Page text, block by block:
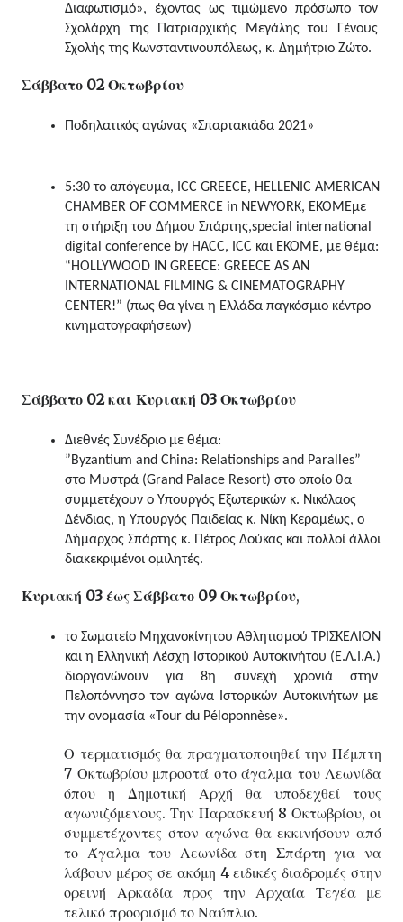
Διαφωτισμό», έχοντας ως τιμώμενο πρόσωπο τον
Σχολάρχη της Πατριαρχικής Μεγάλης του Γένους
Σχολής της Κωνσταντινουπόλεως, κ. Δημήτριο Ζώτο.
Σάββατο 02 Οκτωβρίου
Ποδηλατικός αγώνας «Σπαρτακιάδα 2021»
5:30 το απόγευμα, ICC GREECE, HELLENIC AMERICAN
CHAMBER OF COMMERCE in NEWYORK, EKOMEμε
τη στήριξη του Δήμου Σπάρτης,special international
digital conference by HACC, ICC και ΕΚΟΜΕ, με θέμα:
“HOLLYWOOD IN GREECE: GREECE AS AN
INTERNATIONAL FILMING & CINEMATOGRAPHY
CENTER!” (πως θα γίνει η Ελλάδα παγκόσμιο κέντρο
κινηματογραφήσεων)
Σάββατο 02 και Κυριακή 03 Οκτωβρίου
Διεθνές Συνέδριο με θέμα:
”Byzantium and China: Relationships and Paralles”
στο Μυστρά (Grand Palace Resort) στο οποίο θα
συμμετέχουν ο Υπουργός Εξωτερικών κ. Νικόλαος
Δένδιας, η Υπουργός Παιδείας κ. Νίκη Κεραμέως, ο
Δήμαρχος Σπάρτης κ. Πέτρος Δούκας και πολλοί άλλοι
διακεκριμένοι ομιλητές.
Κυριακή 03 έως Σάββατο 09 Οκτωβρίου,
το Σωματείο Μηχανοκίνητου Αθλητισμού ΤΡΙΣΚΕΛΙΟΝ
και η Ελληνική Λέσχη Ιστορικού Αυτοκινήτου (Ε.Λ.Ι.Α.)
διοργανώνουν για 8η συνεχή χρονιά στην
Πελοπόννησο τον αγώνα Ιστορικών Αυτοκινήτων με
την ονομασία «Tour du Péloponnèse».
Ο τερματισμός θα πραγματοποιηθεί την Πέμπτη
7 Οκτωβρίου μπροστά στο άγαλμα του Λεωνίδα
όπου η Δημοτική Αρχή θα υποδεχθεί τους
αγωνιζόμενους. Την Παρασκευή 8 Οκτωβρίου, οι
συμμετέχοντες στον αγώνα θα εκκινήσουν από
το Άγαλμα του Λεωνίδα στη Σπάρτη για να
λάβουν μέρος σε ακόμη 4 ειδικές διαδρομές στην
ορεινή Αρκαδία προς την Αρχαία Τεγέα με
τελικό προορισμό το Ναύπλιο.